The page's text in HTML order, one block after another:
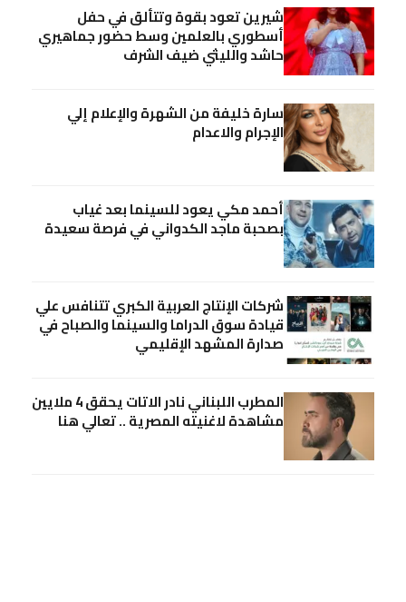
شيرين تعود بقوة وتتألق في حفل
أسطوري بالعلمين وسط حضور جماهيري
حاشد والليثي ضيف الشرف
سارة خليفة من الشهرة والإعلام إلي
الإجرام والاعدام
أحمد مكي يعود للسينما بعد غياب
بصحبة ماجد الكدواني في فرصة سعيدة
شركات الإنتاج العربية الكبري تتنافس علي
قيادة سوق الدراما والسينما والصباح في
صدارة المشهد الإقليمي
المطرب اللبناني نادر الاتات يحقق 4 ملايين
مشاهدة لاغنيته المصرية .. تعالي هنا